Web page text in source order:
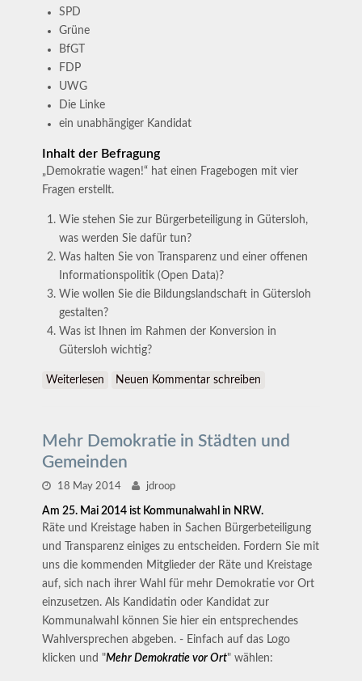
SPD
Grüne
BfGT
FDP
UWG
Die Linke
ein unabhängiger Kandidat
Inhalt der Befragung
„Demokratie wagen!“ hat einen Fragebogen mit vier
Fragen erstellt.
Wie stehen Sie zur Bürgerbeteiligung in Gütersloh,
was werden Sie dafür tun?
Was halten Sie von Transparenz und einer offenen
Informationspolitik (Open Data)?
Wie wollen Sie die Bildungslandschaft in Gütersloh
gestalten?
Was ist Ihnen im Rahmen der Konversion in
Gütersloh wichtig?
Weiterlesen über Kandidatencheck zur Kommunalwahl am 25.
Neuen Kommentar schreiben
Mehr Demokratie in Städten und
Gemeinden
18 May 2014 jdroop
Am 25. Mai 2014 ist Kommunalwahl in NRW.
Räte und Kreistage haben in Sachen Bürgerbeteiligung
und Transparenz einiges zu entscheiden. Fordern Sie mit
uns die kommenden Mitglieder der Räte und Kreistage
auf, sich nach ihrer Wahl für mehr Demokratie vor Ort
einzusetzen. Als Kandidatin oder Kandidat zur
Kommunalwahl können Sie hier ein entsprechendes
Wahlversprechen abgeben. - Einfach auf das Logo
klicken und "Mehr Demokratie vor Ort" wählen: